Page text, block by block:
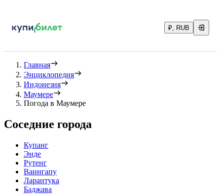
₽, RUB
Главная
Энциклопедия
Индонезия
Маумере
Погода в Маумере
Соседние города
Купанг
Энде
Рутенг
Ваингапу
Ларантука
Баджава